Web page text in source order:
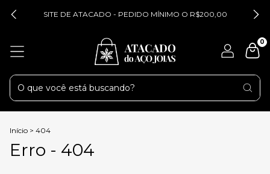
SITE DE ATACADO - PEDIDO MÍNIMO O R$200,00
0
Início > 404
Erro - 404